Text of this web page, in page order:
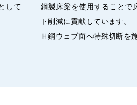
して
鋼製床梁を使用することで
ト削減に貢献しています。
Ｈ鋼ウェブ面へ特殊切断を